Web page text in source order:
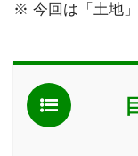
※ 今回は「土地
目